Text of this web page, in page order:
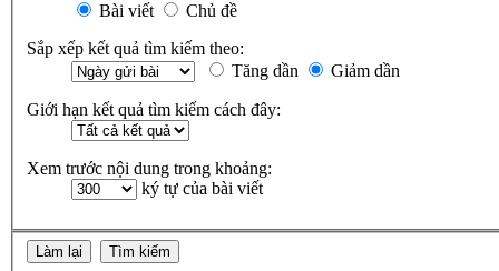
Bài viết
Chủ đề
Sắp xếp kết quả tìm kiếm theo:
Tăng dần
Giảm dần
Giới hạn kết quả tìm kiếm cách đây:
Xem trước nội dung trong khoảng:
ký tự của bài viết